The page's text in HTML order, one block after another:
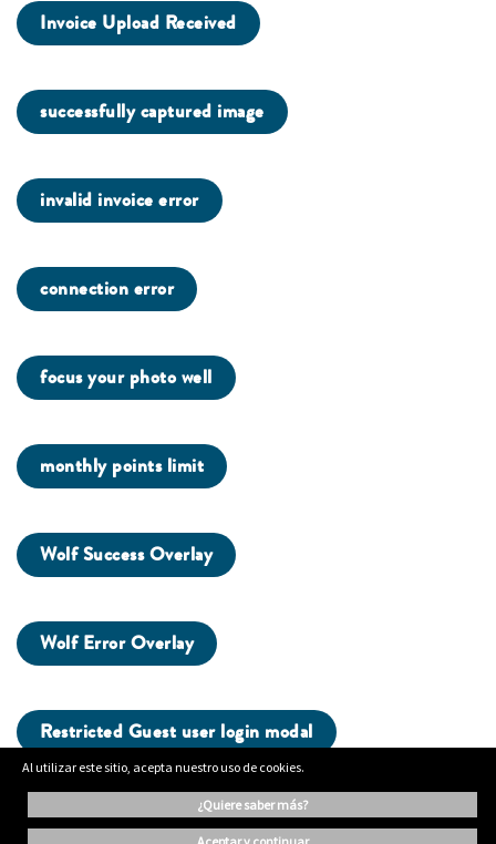
Invoice Upload Received
successfully captured image
invalid invoice error
connection error
focus your photo well
monthly points limit
Wolf Success Overlay
Wolf Error Overlay
Restricted Guest user login modal
Al utilizar este sitio, acepta nuestro uso de cookies.
¿quiere saber más?